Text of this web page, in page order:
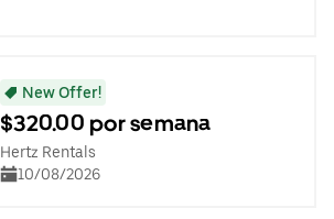
New Offer!
$320.00 por semana
Hertz Rentals
10/08/2026